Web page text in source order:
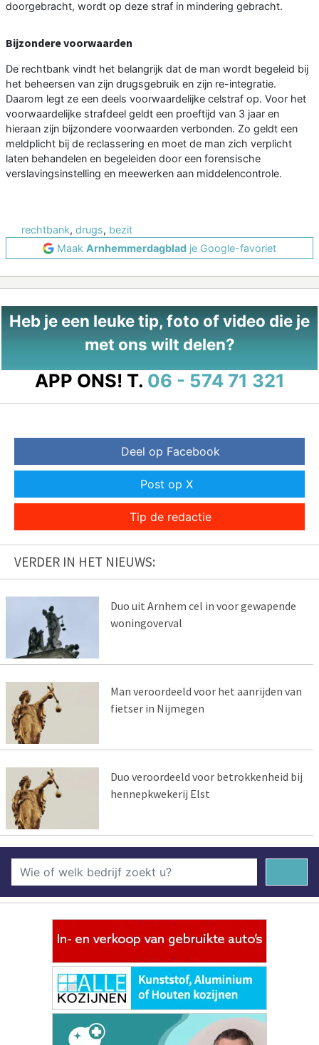
doorgebracht, wordt op deze straf in mindering gebracht.
Bijzondere voorwaarden
De rechtbank vindt het belangrijk dat de man wordt begeleid bij
het beheersen van zijn drugsgebruik en zijn re-integratie.
Daarom legt ze een deels voorwaardelijke celstraf op. Voor het
voorwaardelijke strafdeel geldt een proeftijd van 3 jaar en
hieraan zijn bijzondere voorwaarden verbonden. Zo geldt een
meldplicht bij de reclassering en moet de man zich verplicht
laten behandelen en begeleiden door een forensische
verslavingsinstelling en meewerken aan middelencontrole.
rechtbank, drugs, bezit
Maak Arnhemmerdagblad je Google-favoriet
Heb je een leuke tip, foto of video die je
met ons wilt delen?
APP ONS! T. 06 - 574 71 321
Deel op Facebook
Post op X
Tip de redactie
VERDER IN HET NIEUWS:
Duo uit Arnhem cel in voor gewapende
woningoverval
Man veroordeeld voor het aanrijden van
fietser in Nijmegen
Duo veroordeeld voor betrokkenheid bij
hennepkwekerij Elst